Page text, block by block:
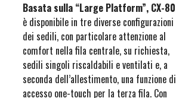
Basata sulla “Large Platform”, CX-80
è disponibile in tre diverse configurazioni
dei sedili, con particolare attenzione al
comfort nella fila centrale, su richiesta,
sedili singoli riscaldabili e ventilati e, a
seconda dell’allestimento, una funzione di
accesso one-touch per la terza fila. Con